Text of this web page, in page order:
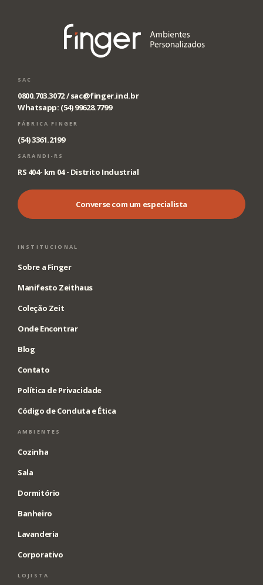
SAC
0800.703.3072 /sac@finger.ind.br
Whatsapp: (54) 99628.7799
FÁBRICA FINGER
(54) 3361.2199
SARANDI-RS
RS 404- km 04 - Distrito Industrial
Converse com um especialista
INSTITUCIONAL
Sobre a Finger
Manifesto Zeithaus
Coleção Zeit
Onde Encontrar
Blog
Contato
Política de Privacidade
Código de Conduta e Ética
AMBIENTES
Cozinha
Sala
Dormitório
Banheiro
Lavanderia
Corporativo
LOJISTA